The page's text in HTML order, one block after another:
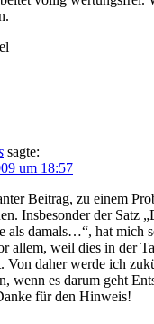
sagte:
um 18:57
Beitrag, zu einem
Insbesonder der Satz
als damals…“, hat mich
allem, weil dies in der
Von daher werde ich
wenn es darum geht
für den Hinweis!